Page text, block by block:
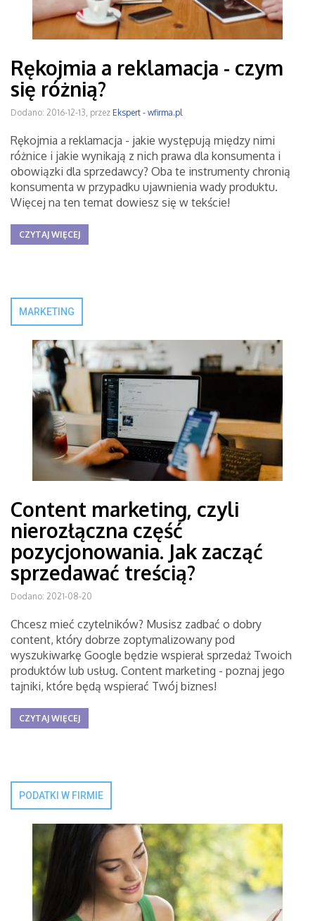
Rękojmia a reklamacja - czym
się różnią?
Dodano: 2016-12-13, przez Ekspert - wfirma.pl
Rękojmia a reklamacja - jakie występują między nimi
różnice i jakie wynikają z nich prawa dla konsumenta i
obowiązki dla sprzedawcy? Oba te instrumenty chronią
konsumenta w przypadku ujawnienia wady produktu.
Więcej na ten temat dowiesz się w tekście!
CZYTAJ WIĘCEJ
MARKETING
Content marketing, czyli
nierozłączna część
pozycjonowania. Jak zacząć
sprzedawać treścią?
Dodano: 2021-08-20
Chcesz mieć czytelników? Musisz zadbać o dobry
content, który dobrze zoptymalizowany pod
wyszukiwarkę Google będzie wspierał sprzedaż Twoich
produktów lub usług. Content marketing - poznaj jego
tajniki, które będą wspierać Twój biznes!
CZYTAJ WIĘCEJ
PODATKI W FIRMIE